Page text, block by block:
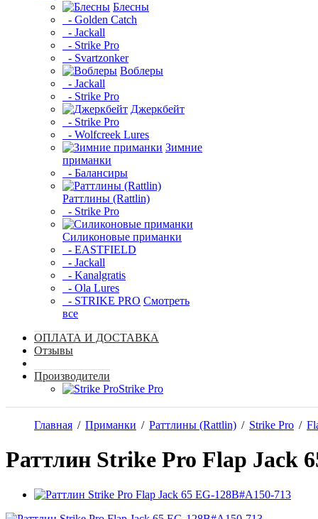
Блесны
- Golden Catch
- Jackall
- Strike Pro
- Svartzonker
Воблеры
- Jackall
- Strike Pro
Джеркбейт
- Strike Pro
- Wolfcreek Lures
Зимние
приманки
- Балансиры
Раттлины (Rattlin)
- Strike Pro
Силиконовые приманки
- EASTFIELD
- Jackall
- Kanalgratis
- Ola Lures
- STRIKE PRO Смотреть
все
ОПЛАТА И ДОСТАВКА
Отзывы
Производители
Strike Pro
Главная / Приманки / Раттлины (Rattlin) / Strike Pro /
Раттлин Strike Pro Flap Jack